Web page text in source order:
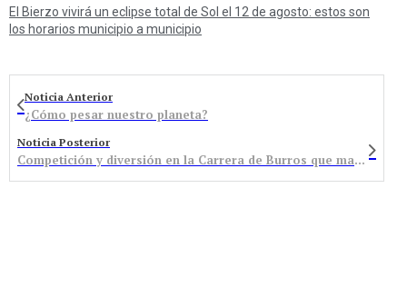
El Bierzo vivirá un eclipse total de Sol el 12 de agosto: estos son
los horarios municipio a municipio
Noticia Anterior
¿Cómo pesar nuestro planeta?
Noticia Posterior
Competición y diversión en la Carrera de Burros que mantiene a Torda como ganadora